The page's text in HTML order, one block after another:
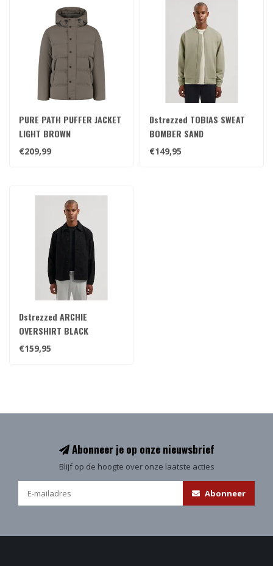
PURE PATH PUFFER JACKET
LIGHT BROWN
€209,99
Dstrezzed TOBIAS SWEAT
BOMBER SAND
€149,95
Dstrezzed ARCHIE
OVERSHIRT BLACK
€159,95
Abonneer je op onze nieuwsbrief
Blijf op de hoogte over onze laatste acties
Abonneer